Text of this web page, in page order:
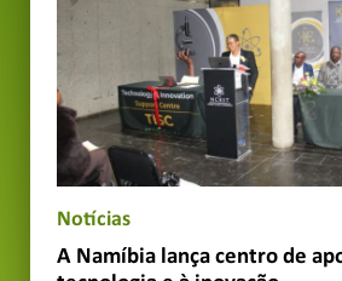
Notícias
A Namíbia lança centro de